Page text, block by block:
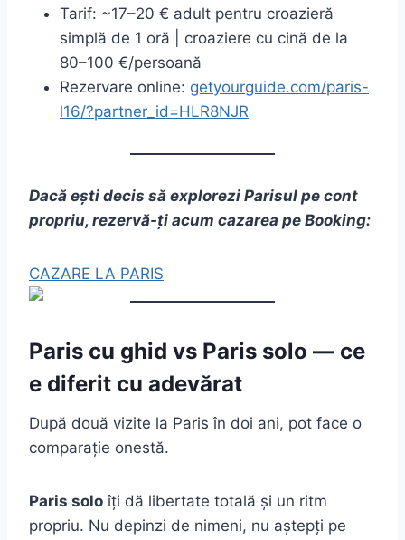
Tarif: ~17–20 € adult pentru croazieră
simplă de 1 oră | croaziere cu cină de la
80–100 €/persoană
Rezervare online: getyourguide.com/paris-
l16/?partner_id=HLR8NJR
Dacă ești decis să explorezi Parisul pe cont
propriu, rezervă-ți acum cazarea pe Booking:
CAZARE LA PARIS
Paris cu ghid vs Paris solo — ce
e diferit cu adevărat
După două vizite la Paris în doi ani, pot face o
comparație onestă.
Paris solo îți dă libertate totală și un ritm
propriu. Nu depinzi de nimeni, nu aștepți pe